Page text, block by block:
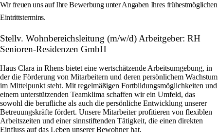
Wir freuen uns auf Ihre Bewerbung unter Angaben Ihres frühestmöglichen
Eintrittstermins.
Stellv. Wohnbereichsleitung (m/w/d) Arbeitgeber: RH
Senioren-Residenzen GmbH
Haus Clara in Rhens bietet eine wertschätzende Arbeitsumgebung, in
der die Förderung von Mitarbeitern und deren persönlichem Wachstum
im Mittelpunkt steht. Mit regelmäßigen Fortbildungsmöglichkeiten und
einem unterstützenden Teamklima schaffen wir ein Umfeld, das
sowohl die berufliche als auch die persönliche Entwicklung unserer
Betreuungskräfte fördert. Unsere Mitarbeiter profitieren von flexiblen
Arbeitszeiten und einer sinnstiftenden Tätigkeit, die einen direkten
Einfluss auf das Leben unserer Bewohner hat.